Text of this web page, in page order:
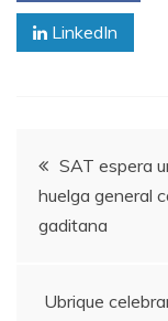
LinkedIn
de
SAT espera
huelga general
gaditana
Ubrique